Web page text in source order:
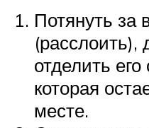
Потянуть за
(расслоить),
отделить
которая
месте.